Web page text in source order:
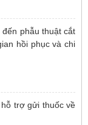
phẫu thuật cắt
hồi phục và chi
trợ gửi thuốc về